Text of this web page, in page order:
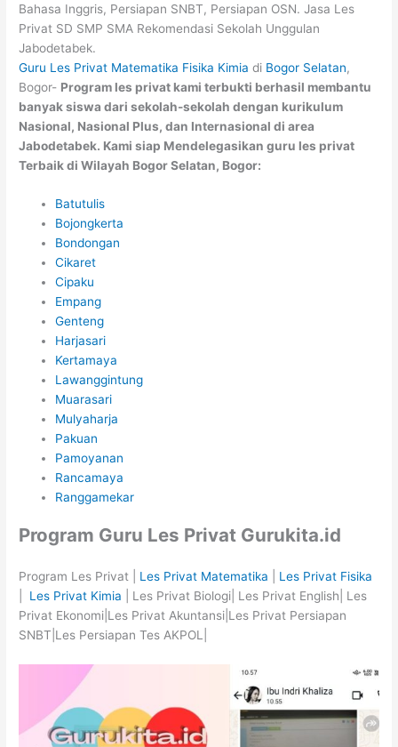
Bahasa Inggris, Persiapan SNBT, Persiapan OSN. Jasa Les
Privat SD SMP SMA Rekomendasi Sekolah Unggulan
Jabodetabek.
Guru Les Privat Matematika Fisika Kimia di Bogor Selatan,
Bogor- Program les privat kami terbukti berhasil membantu
banyak siswa dari sekolah-sekolah dengan kurikulum
Nasional, Nasional Plus, dan Internasional di area
Jabodetabek. Kami siap Mendelegasikan guru les privat
Terbaik di Wilayah Bogor Selatan, Bogor:
Batutulis
Bojongkerta
Bondongan
Cikaret
Cipaku
Empang
Genteng
Harjasari
Kertamaya
Lawanggintung
Muarasari
Mulyaharja
Pakuan
Pamoyanan
Rancamaya
Ranggamekar
Program Guru Les Privat Gurukita.id
Program Les Privat | Les Privat Matematika
Les Privat Fisika
Les Privat Kimia | Les Privat Biologi| Les Privat English| Les
Privat Ekonomi|Les Privat Akuntansi|Les Privat Persiapan
SNBT|Les Persiapan Tes AKPOL|